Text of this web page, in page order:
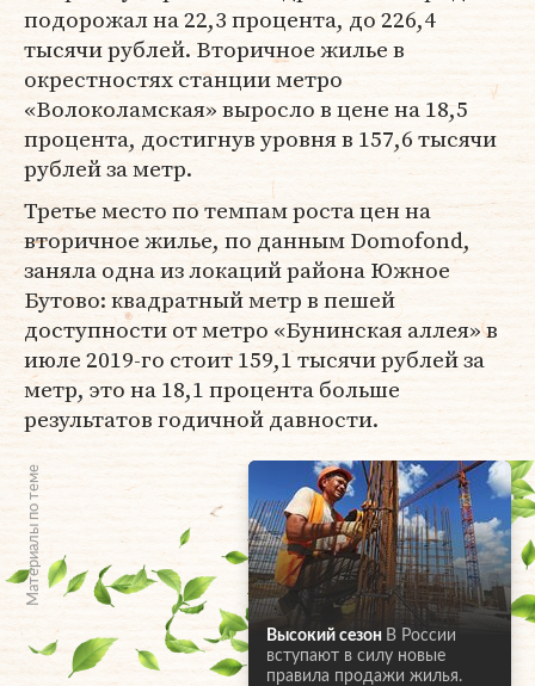
подорожал на 22,3 процента, до 226,4
тысячи рублей. Вторичное жилье в
окрестностях станции метро
«Волоколамская» выросло в цене на 18,5
процента, достигнув уровня в 157,6 тысячи
рублей за метр.
Третье место по темпам роста цен на
вторичное жилье, по данным Domofond,
заняла одна из локаций района Южное
Бутово: квадратный метр в пешей
доступности от метро «Бунинская аллея» в
июле 2019-го стоит 159,1 тысячи рублей за
метр, это на 18,1 процента больше
результатов годичной давности.
Материалы по теме
Высокий сезон В России
вступают в силу новые
правила продажи жилья.